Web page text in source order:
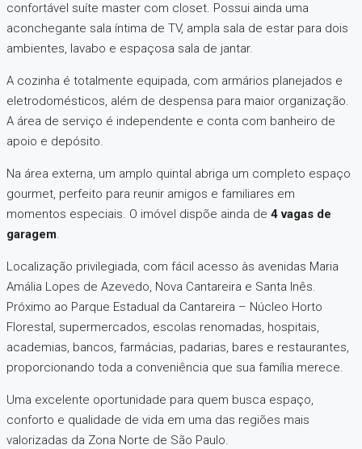
confortável suíte master com closet. Possui ainda uma
aconchegante sala íntima de TV, ampla sala de estar para dois
ambientes, lavabo e espaçosa sala de jantar.
A cozinha é totalmente equipada, com armários planejados e
eletrodomésticos, além de despensa para maior organização.
A área de serviço é independente e conta com banheiro de
apoio e depósito.
Na área externa, um amplo quintal abriga um completo espaço
gourmet, perfeito para reunir amigos e familiares em
momentos especiais. O imóvel dispõe ainda de 4 vagas de
garagem.
Localização privilegiada, com fácil acesso às avenidas Maria
Amália Lopes de Azevedo, Nova Cantareira e Santa Inês.
Próximo ao Parque Estadual da Cantareira – Núcleo Horto
Florestal, supermercados, escolas renomadas, hospitais,
academias, bancos, farmácias, padarias, bares e restaurantes,
proporcionando toda a conveniência que sua família merece.
Uma excelente oportunidade para quem busca espaço,
conforto e qualidade de vida em uma das regiões mais
valorizadas da Zona Norte de São Paulo.